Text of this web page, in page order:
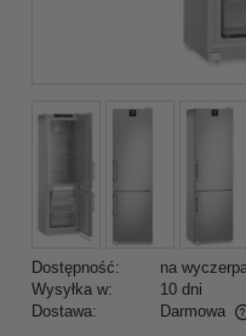
Dostępność:
na
Wysyłka w:
10 dni
Dostawa:
Darmowa